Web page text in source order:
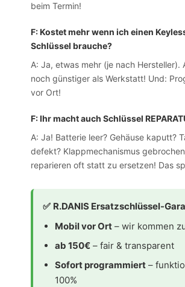
beim Termin!
F: Kostet mehr wenn ich einen
Schlüssel brauche?
A: Ja, etwas mehr (je nach Hersteller).
noch günstiger als Werkstatt! Und:
vor Ort!
F: Ihr macht auch Schlüssel
A: Ja! Batterie leer? Gehäuse kaputt?
defekt? Klappmechanismus
reparieren oft statt zu ersetzen! Das
✅ R.DANIS Ersatzschlüssel-
Mobil vor Ort – wir kommen
ab 150€ – fair & transparent
Sofort programmiert –
100%